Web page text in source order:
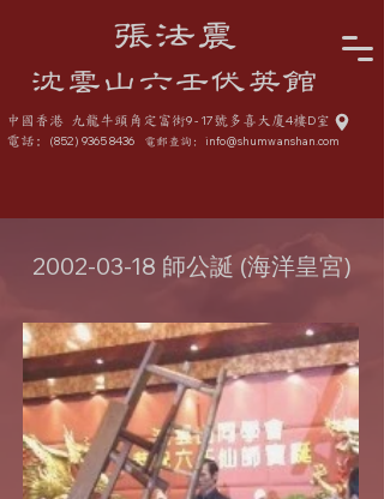
張法震
沈雲山六壬伏英館
中國香港 九龍牛頭角定富街9 - 17號多喜大廈4樓D室
電話: (852) 9365 8436 電郵查詢: info@shumwanshan.com
2002-03-18 師公誕 (海洋皇宮)